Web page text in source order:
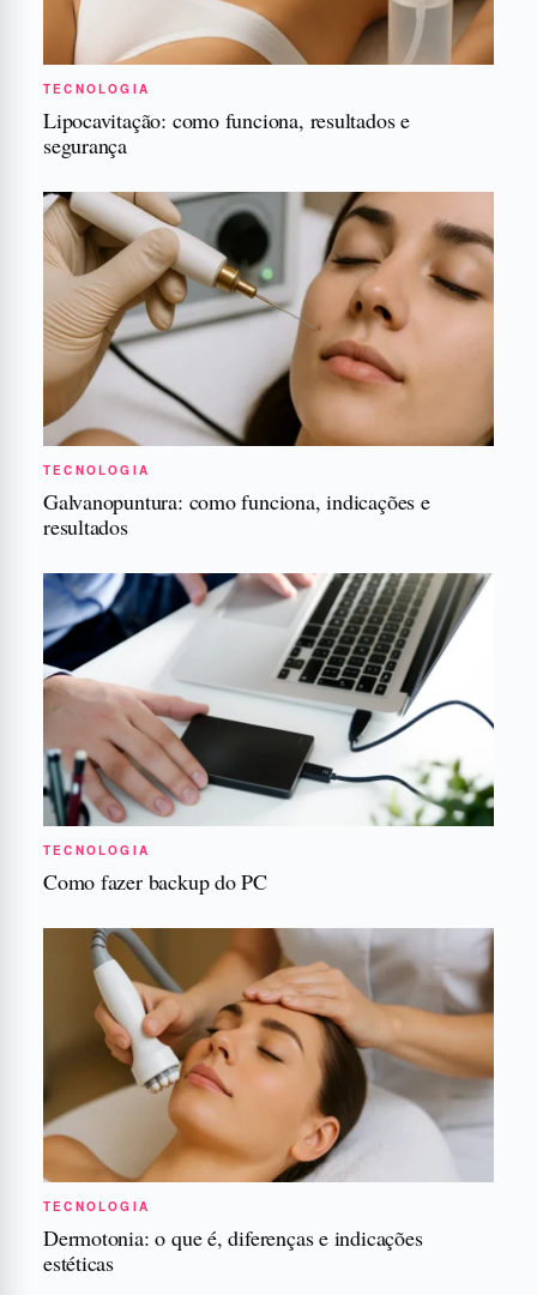
TECNOLOGIA
Lipocavitação: como funciona, resultados e
segurança
TECNOLOGIA
Galvanopuntura: como funciona, indicações e
resultados
TECNOLOGIA
Como fazer backup do PC
TECNOLOGIA
Dermotonia: o que é, diferenças e indicações
estéticas